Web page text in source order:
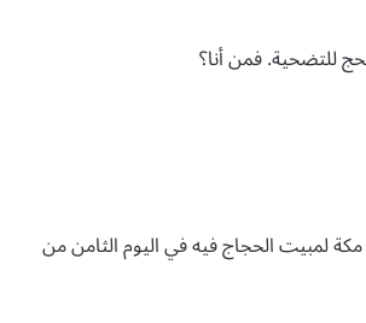
للتضحية. فمن أنا؟
لمبيت الحجاج فيه في اليوم الثامن من